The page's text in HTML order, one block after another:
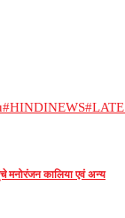
#HINDINEWS
मनोरंजन कालिया एवं अन्य